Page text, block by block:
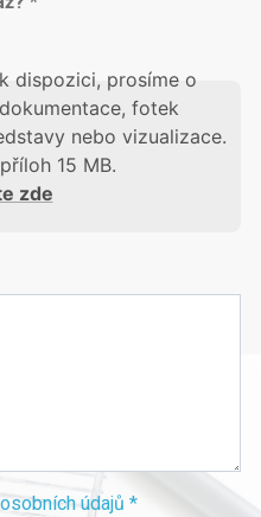
dispozici, prosíme o
fotek
nebo vizualizace.
15 MB.
zde
údajů *